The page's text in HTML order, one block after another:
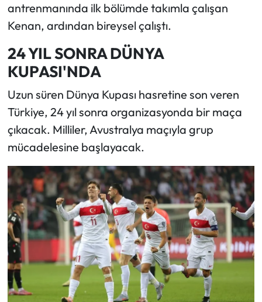
antrenmanında ilk bölümde takımla çalışan
Kenan, ardından bireysel çalıştı.
24 YIL SONRA DÜNYA
KUPASI'NDA
Uzun süren Dünya Kupası hasretine son veren
Türkiye, 24 yıl sonra organizasyonda bir maça
çıkacak. Milliler, Avustralya maçıyla grup
mücadelesine başlayacak.